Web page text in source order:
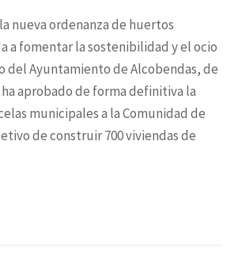
nueva ordenanza de huertos
a fomentar la sostenibilidad y el ocio
del Ayuntamiento de Alcobendas, de
aprobado de forma definitiva la
municipales a la Comunidad de
de construir 700 viviendas de